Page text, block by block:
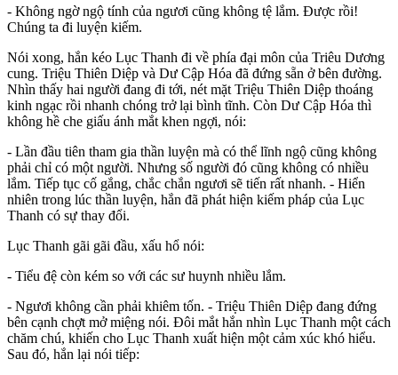
- Không ngờ ngộ tính của ngươi cũng không tệ lắm. Được rồi!
Chúng ta đi luyện kiếm.
Nói xong, hắn kéo Lục Thanh đi về phía đại môn của Triêu Dương
cung. Triệu Thiên Diệp và Dư Cập Hóa đã đứng sẵn ở bên đường.
Nhìn thấy hai người đang đi tới, nét mặt Triệu Thiên Diệp thoáng
kinh ngạc rồi nhanh chóng trở lại bình tĩnh. Còn Dư Cập Hóa thì
không hề che giấu ánh mắt khen ngợi, nói:
- Lần đầu tiên tham gia thần luyện mà có thể lĩnh ngộ cũng không
phải chỉ có một người. Nhưng số người đó cũng không có nhiều
lắm. Tiếp tục cố gắng, chắc chắn ngươi sẽ tiến rất nhanh. - Hiển
nhiên trong lúc thần luyện, hắn đã phát hiện kiếm pháp của Lục
Thanh có sự thay đổi.
Lục Thanh gãi gãi đầu, xấu hổ nói:
- Tiểu đệ còn kém so với các sư huynh nhiều lắm.
- Ngươi không cần phải khiêm tốn. - Triệu Thiên Diệp đang đứng
bên cạnh chợt mở miệng nói. Đôi mắt hắn nhìn Lục Thanh một cách
chăm chú, khiến cho Lục Thanh xuất hiện một cảm xúc khó hiểu.
Sau đó, hắn lại nói tiếp: